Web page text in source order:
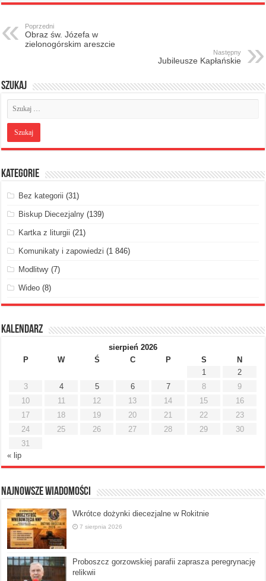
Poprzedni
Obraz św. Józefa w
zielonogórskim areszcie
Następny
Jubileusze Kapłańskie
Szukaj
Kategorie
Bez kategorii (31)
Biskup Diecezjalny (139)
Kartka z liturgii (21)
Komunikaty i zapowiedzi (1 846)
Modlitwy (7)
Wideo (8)
Kalendarz
sierpień 2026
P
W Ś C P S
N
1
2
3
4 5 6 7 8
9
10
11 12 13 14 15
16
17
18 19 20 21 22
23
24
25 26 27 28 29
30
31
« lip
Najnowsze Wiadomości
Wkrótce dożynki diecezjalne w Rokitnie
7 sierpnia 2026
Proboszcz gorzowskiej parafii zaprasza peregrynację
relikwii